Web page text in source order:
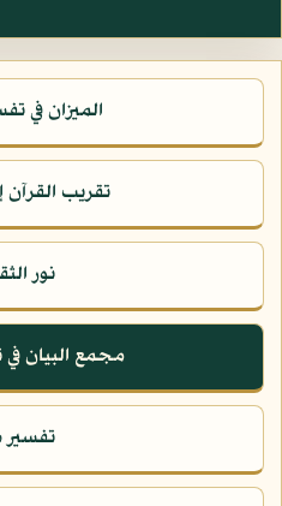
الميزان في
تقريب القرآن
نور
مجمع البيان في
تفسير